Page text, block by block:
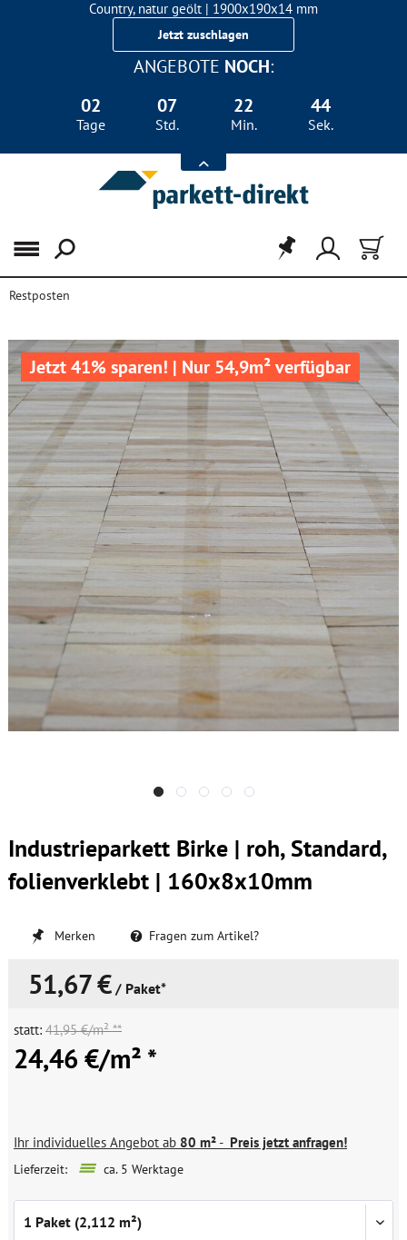
Country, natur geölt | 1900x190x14 mm
Landhausdiele Eiche für nur 29,90 €/m²
Jetzt zuschlagen
ANGEBOTE NOCH:
02
Tage
07
Std.
22
Min.
43
Sek.
Menü
Restposten
Jetzt 41% sparen! | Nur 54,9m² verfügbar
Industrieparkett Birke | roh, Standard,
folienverklebt | 160x8x10mm
Merken Fragen zum Artikel?
51,67 € / Paket*
statt: 41,95 €/m² **
24,46 €/m² *
Ihr individuelles Angebot ab 80 m²- Preis jetzt anfragen!
Lieferzeit: ca. 5 Werktage